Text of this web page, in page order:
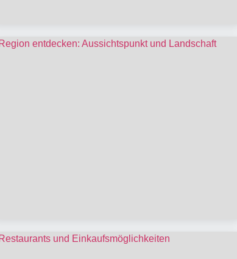
Freizeitangebot
Region entdecken